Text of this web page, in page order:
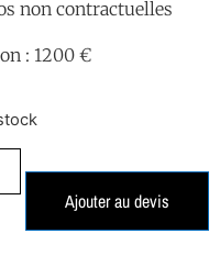
non contractuelles
: 1200 €
Ajouter au devis